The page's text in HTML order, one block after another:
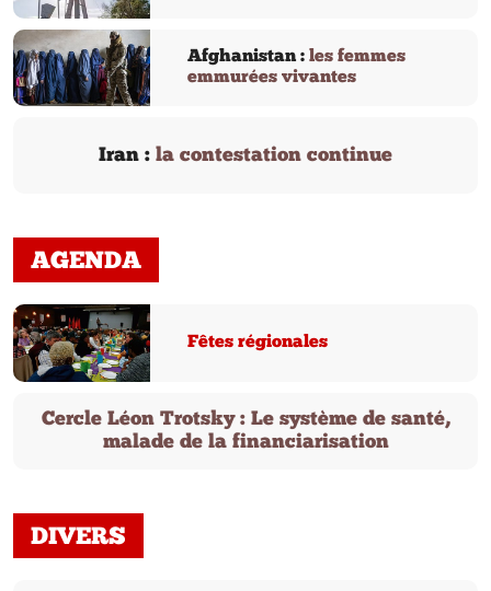
Afghanistan : les femmes
emmurées vivantes
Iran : la contestation continue
AGENDA
Fêtes régionales
Cercle Léon Trotsky : Le système de santé,
malade de la financiarisation
DIVERS